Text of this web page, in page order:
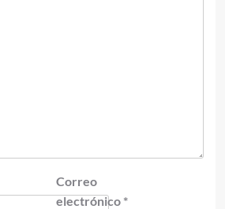
Correo
electrónico *